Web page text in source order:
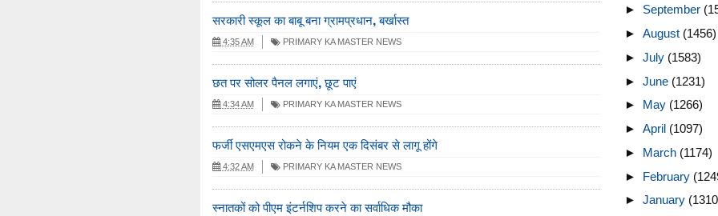
सरकारी स्कूल का बाबू बना ग्रामप्रधान, बर्खास्त
4:35 AM PRIMARY KA MASTER NEWS
छत पर सोलर पैनल लगाएं, छूट पाएं
4:34 AM PRIMARY KA MASTER NEWS
फर्जी एसएमएस रोकने के नियम एक दिसंबर से लागू होंगे
4:32 AM PRIMARY KA MASTER NEWS
स्नातकों को पीएम इंटर्नशिप करने का सर्वाधिक मौका
► September
► August (1456)
► July (1583)
► June (1231)
► May (1266)
► April (1097)
► March (1174)
► February
► January